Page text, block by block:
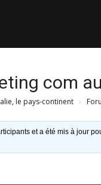
com
le pays-continent ›
et a été mis à jour